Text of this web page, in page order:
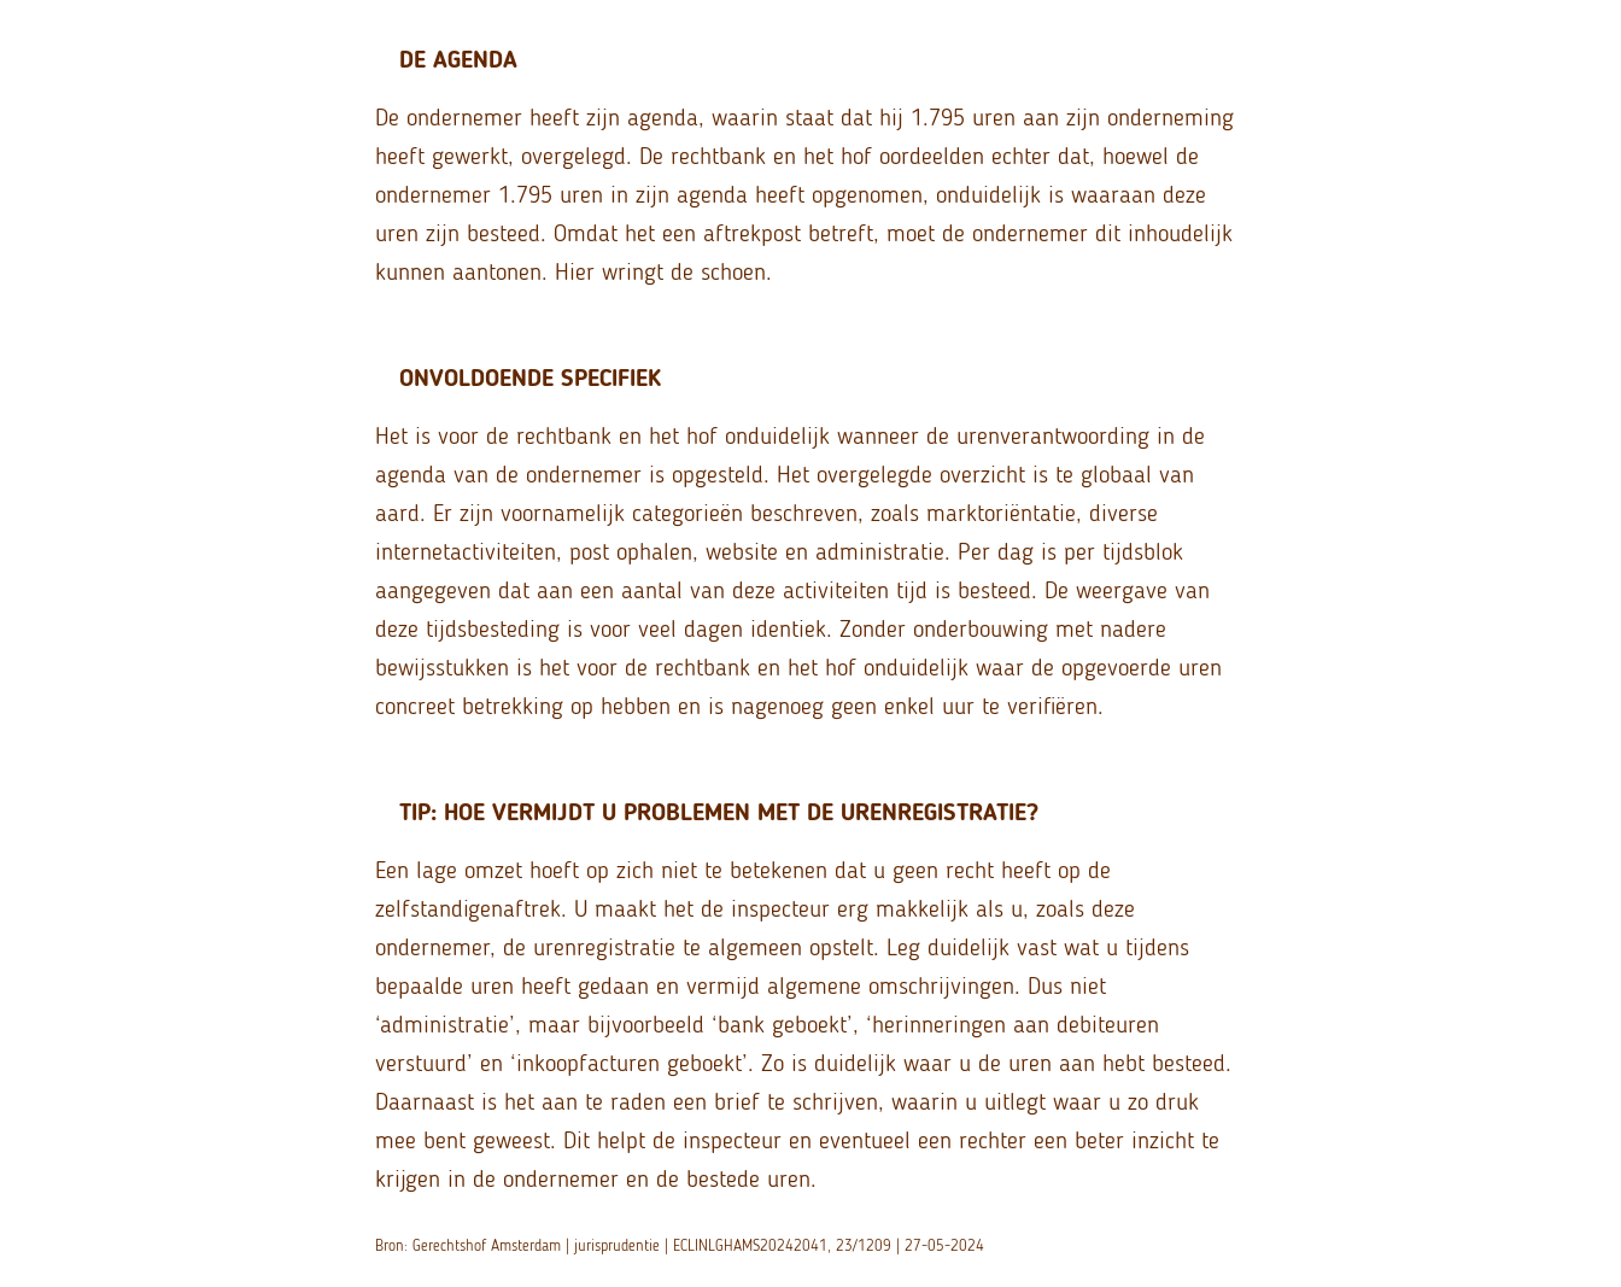
DE AGENDA
De ondernemer heeft zijn agenda, waarin staat dat hij 1.795 uren aan zijn onderneming
heeft gewerkt, overgelegd. De rechtbank en het hof oordeelden echter dat, hoewel de
ondernemer 1.795 uren in zijn agenda heeft opgenomen, onduidelijk is waaraan deze
uren zijn besteed. Omdat het een aftrekpost betreft, moet de ondernemer dit inhoudelijk
kunnen aantonen. Hier wringt de schoen.
ONVOLDOENDE SPECIFIEK
Het is voor de rechtbank en het hof onduidelijk wanneer de urenverantwoording in de
agenda van de ondernemer is opgesteld. Het overgelegde overzicht is te globaal van
aard. Er zijn voornamelijk categorieën beschreven, zoals marktoriëntatie, diverse
internetactiviteiten, post ophalen, website en administratie. Per dag is per tijdsblok
aangegeven dat aan een aantal van deze activiteiten tijd is besteed. De weergave van
deze tijdsbesteding is voor veel dagen identiek. Zonder onderbouwing met nadere
bewijsstukken is het voor de rechtbank en het hof onduidelijk waar de opgevoerde uren
concreet betrekking op hebben en is nagenoeg geen enkel uur te verifiëren.
TIP: HOE VERMIJDT U PROBLEMEN MET DE URENREGISTRATIE?
Een lage omzet hoeft op zich niet te betekenen dat u geen recht heeft op de
zelfstandigenaftrek. U maakt het de inspecteur erg makkelijk als u, zoals deze
ondernemer, de urenregistratie te algemeen opstelt. Leg duidelijk vast wat u tijdens
bepaalde uren heeft gedaan en vermijd algemene omschrijvingen. Dus niet
‘administratie’, maar bijvoorbeeld ‘bank geboekt’, ‘herinneringen aan debiteuren
verstuurd’ en ‘inkoopfacturen geboekt’. Zo is duidelijk waar u de uren aan hebt besteed.
Daarnaast is het aan te raden een brief te schrijven, waarin u uitlegt waar u zo druk
mee bent geweest. Dit helpt de inspecteur en eventueel een rechter een beter inzicht te
krijgen in de ondernemer en de bestede uren.
Bron: Gerechtshof Amsterdam | jurisprudentie | ECLINLGHAMS20242041, 23/1209 | 27-05-2024